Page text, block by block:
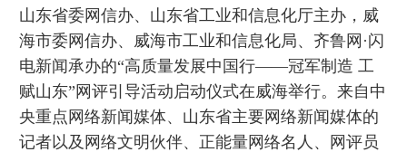
山东省委网信办、山东省工业和信息化厅主办，威
海市委网信办、威海市工业和信息化局、齐鲁网·闪
电新闻承办的“高质量发展中国行——冠军制造 工
赋山东”网评引导活动启动仪式在威海举行。来自中
央重点网络新闻媒体、山东省主要网络新闻媒体的
记者以及网络文明伙伴、正能量网络名人、网评员